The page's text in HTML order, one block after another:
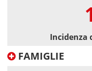
Incidenza
FAMIGLIE